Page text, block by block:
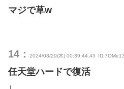
マジで草w
14： 2024/08/29(木) 00:39:44.43
任天堂ハードで復活